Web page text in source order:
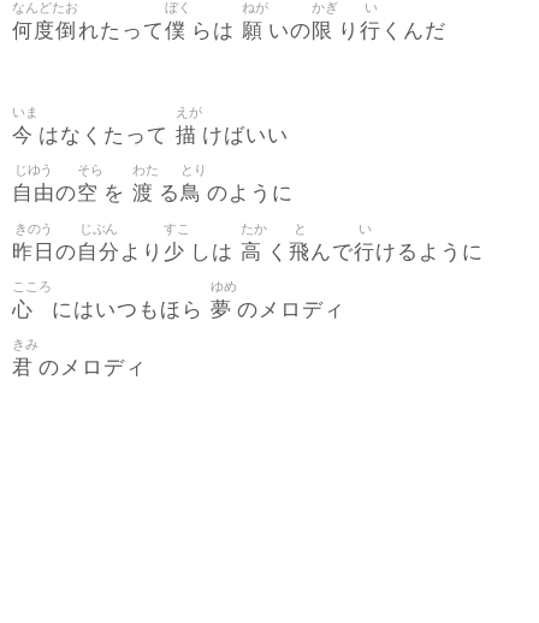
何度倒
なんどたお
れたって僕
ぼく
らは 願
ねが
いの限
かぎ
り 行
い
くんだ
今
いま
はなくたって 描
えが
けばいい
自由
じゆう
の空
そら
を 渡
わた
る鳥
とり
のように
昨日
きのう
の自分
じぶん
より 少
すこ
しは 高
たか
く 飛
と
んで行
い
けるように
心
こころ
にはいつもほら 夢
ゆめ
のメロディ
君
きみ
のメロディ